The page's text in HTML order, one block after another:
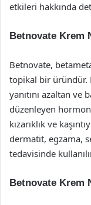
etkileri hakkında
Betnovate Krem
Betnovate,
topikal bir üründür.
yanıtını azaltan ve
düzenleyen
kızarıklık ve
dermatit, egzama,
tedavisinde
Betnovate Krem